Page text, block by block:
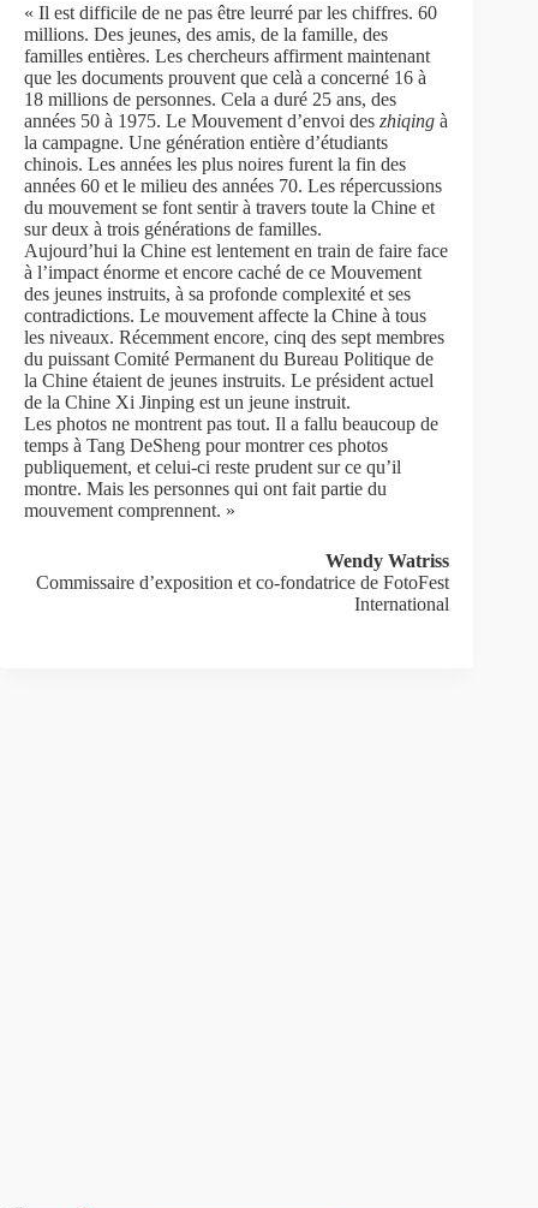
« Il est difficile de ne pas être leurré par les chiffres. 60
millions. Des jeunes, des amis, de la famille, des
familles entières. Les chercheurs affirment maintenant
que les documents prouvent que celà a concerné 16 à
18 millions de personnes. Cela a duré 25 ans, des
années 50 à 1975. Le Mouvement d’envoi des zhiqing à
la campagne. Une génération entière d’étudiants
chinois. Les années les plus noires furent la fin des
années 60 et le milieu des années 70. Les répercussions
du mouvement se font sentir à travers toute la Chine et
sur deux à trois générations de familles.
Aujourd’hui la Chine est lentement en train de faire face
à l’impact énorme et encore caché de ce Mouvement
des jeunes instruits, à sa profonde complexité et ses
contradictions. Le mouvement affecte la Chine à tous
les niveaux. Récemment encore, cinq des sept membres
du puissant Comité Permanent du Bureau Politique de
la Chine étaient de jeunes instruits. Le président actuel
de la Chine Xi Jinping est un jeune instruit.
Les photos ne montrent pas tout. Il a fallu beaucoup de
temps à Tang DeSheng pour montrer ces photos
publiquement, et celui-ci reste prudent sur ce qu’il
montre. Mais les personnes qui ont fait partie du
mouvement comprennent. »
Wendy Watriss
Commissaire d’exposition et co-fondatrice de FotoFest
International